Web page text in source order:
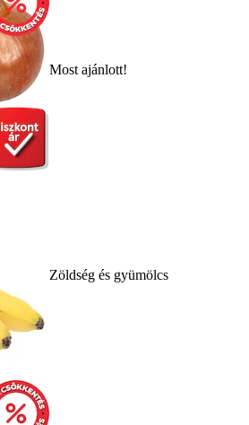
Most ajánlott!
Zöldség és gyümölcs